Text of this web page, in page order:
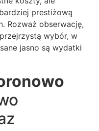
prestiżową
Rozważ obserwację,
wybór, w
jasno są wydatki